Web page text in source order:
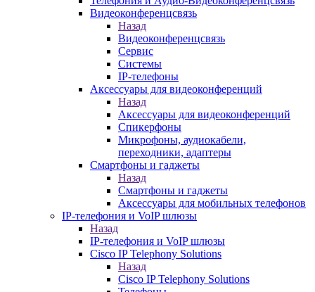
Видеоконференцсвязь
Назад
Видеоконференцсвязь
Сервис
Системы
IP-телефоны
Аксессуары для видеоконференций
Назад
Аксессуары для видеоконференций
Спикерфоны
Микрофоны, аудиокабели,
переходники, адаптеры
Смартфоны и гаджеты
Назад
Смартфоны и гаджеты
Аксессуары для мобильных телефонов
IP-телефония и VoIP шлюзы
Назад
IP-телефония и VoIP шлюзы
Cisco IP Telephony Solutions
Назад
Cisco IP Telephony Solutions